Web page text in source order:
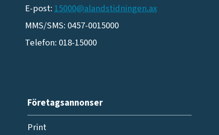
E-post:15000@alandstidningen.ax
MMS/SMS: 0457-0015000
Telefon: 018-15000
Företagsannonser
Print